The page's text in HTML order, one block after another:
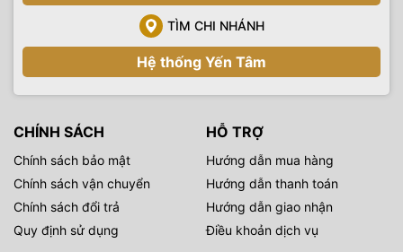
TÌM CHI NHÁNH
Hệ thống Yến Tâm
CHÍNH SÁCH
Chính sách bảo mật
Chính sách vận chuyển
Chính sách đổi trả
Quy định sử dụng
HỖ TRỢ
Hướng dẫn mua hàng
Hướng dẫn thanh toán
Hướng dẫn giao nhận
Điều khoản dịch vụ